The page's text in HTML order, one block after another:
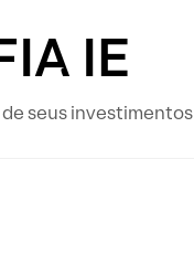
IE
seus investimentos